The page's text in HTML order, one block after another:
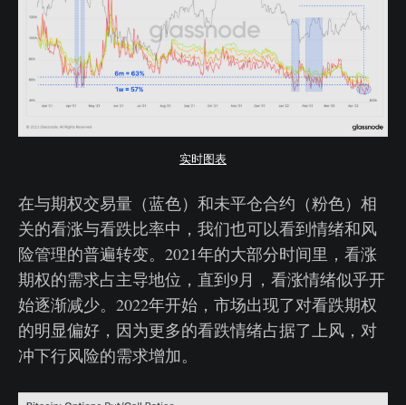
实时图表
在与期权交易量（蓝色）和未平仓合约（粉色）相
关的看涨与看跌比率中，我们也可以看到情绪和风
险管理的普遍转变。2021年的大部分时间里，看涨
期权的需求占主导地位，直到9月，看涨情绪似乎开
始逐渐减少。2022年开始，市场出现了对看跌期权
的明显偏好，因为更多的看跌情绪占据了上风，对
冲下行风险的需求增加。